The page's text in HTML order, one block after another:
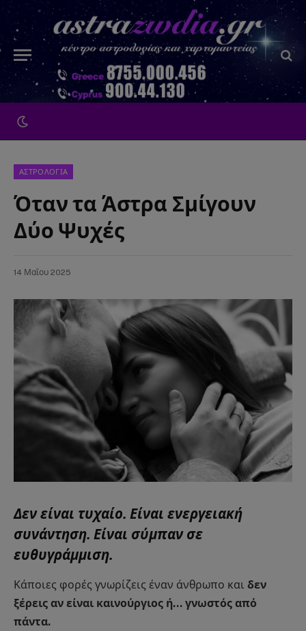
ΑΣΤΡΟΛΟΓΙΑ
Όταν τα Άστρα Σμίγουν
Δύο Ψυχές
14 Μαΐου 2025
Δεν είναι τυχαίο. Είναι ενεργειακή
συνάντηση. Είναι σύμπαν σε
ευθυγράμμιση.
Κάποιες φορές γνωρίζεις έναν άνθρωπο και δεν
ξέρεις αν είναι καινούργιος ή… γνωστός από
πάντα.